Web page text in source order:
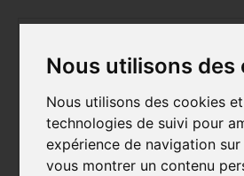
Nous utilisons des
Nous utilisons des cookies
technologies de suivi pour
expérience de navigation
vous montrer un contenu